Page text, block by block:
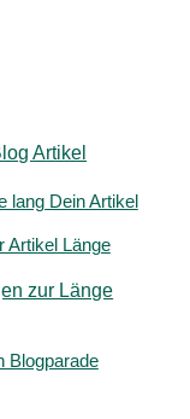
Artikel
lang Dein Artikel
Artikel Länge
zur Länge
Blogparade